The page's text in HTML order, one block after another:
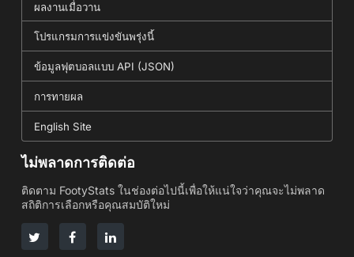
ผลงานเมื่อวาน
โปรแกรมการแข่งขันพรุ่งนี้
ข้อมูลฟุตบอลแบบ API (JSON)
การทายผล
English Site
ไม่พลาดการติดต่อ
ติดตาม FootyStats ในช่องต่อไปนี้เพื่อให้แน่ใจว่าคุณจะไม่พลาด
สถิติการเลือกหรือคุณสมบัติใหม่